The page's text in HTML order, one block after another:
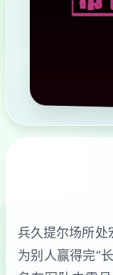
兵久提尔场所处
为别人赢得完“